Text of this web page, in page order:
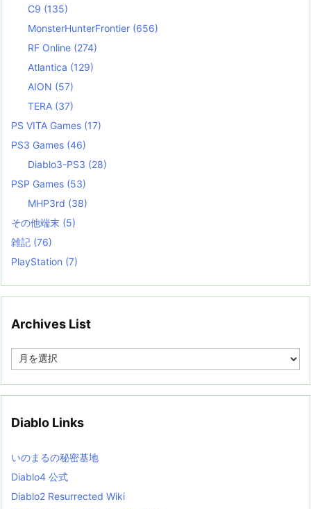
C9 (135)
MonsterHunterFrontier (656)
RF Online (274)
Atlantica (129)
AION (57)
TERA (37)
PS VITA Games (17)
PS3 Games (46)
Diablo3-PS3 (28)
PSP Games (53)
MHP3rd (38)
その他端末 (5)
雑記 (76)
PlayStation (7)
Archives List
e
i
s
t
Diablo Links
いのまるの秘密基地
Diablo4 公式
Diablo2 Resurrected Wiki